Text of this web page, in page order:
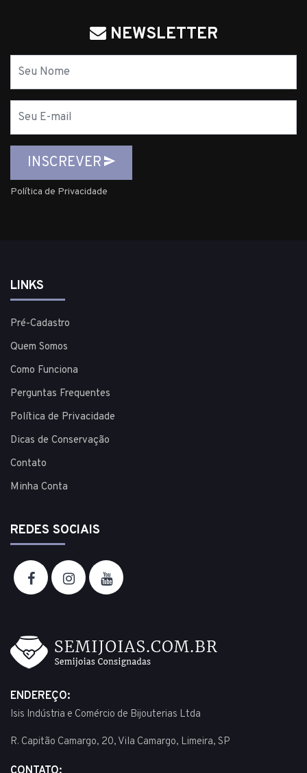
NEWSLETTER
mail
INSCREVER
Política de Privacidade
LINKS
Pré-Cadastro
Quem Somos
Como Funciona
Perguntas Frequentes
Política de Privacidade
Dicas de Conservação
Contato
Minha Conta
REDES SOCIAIS
ENDEREÇO:
Isis Indústria e Comércio de Bijouterias Ltda
R. Capitão Camargo, 20, Vila Camargo, Limeira, SP